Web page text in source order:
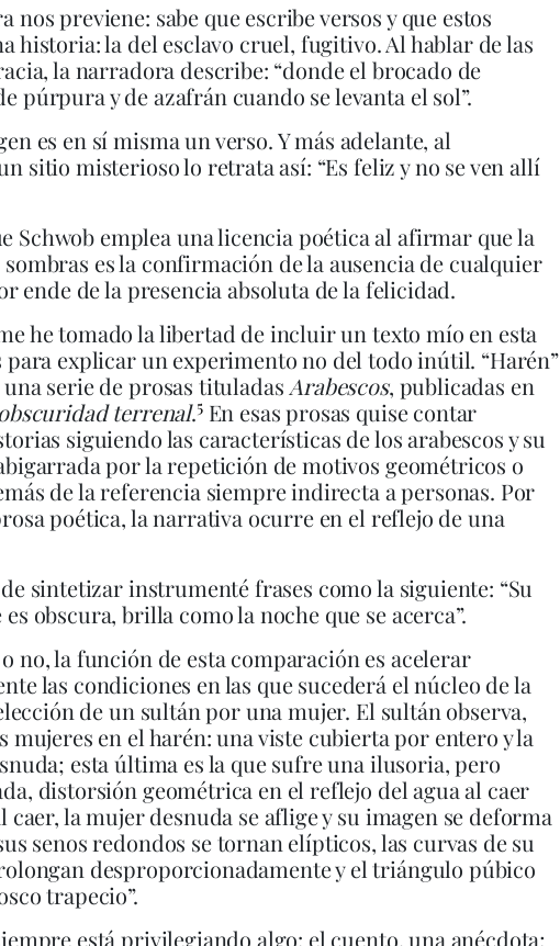
nos previene: sabe que escribe versos y que estos
historia: la del esclavo cruel, fugitivo. Al hablar de las
la narradora describe: “donde el brocado de
púrpura y de azafrán cuando se levanta el sol”.
es en sí misma un verso. Y más adelante, al
sitio misterioso lo retrata así: “Es feliz y no se ven allí
Schwob emplea una licencia poética al afirmar que la
sombras es la confirmación de la ausencia de cualquier
ende de la presencia absoluta de la felicidad.
he tomado la libertad de incluir un texto mío en esta
para explicar un experimento no del todo inútil. “Harén”
serie de prosas tituladas Arabescos, publicadas en
terrenal.5En esas prosas quise contar
siguiendo las características de los arabescos y su
por la repetición de motivos geométricos o
de la referencia siempre indirecta a personas. Por
poética, la narrativa ocurre en el reflejo de una
sintetizar instrumenté frases como la siguiente: “Su
obscura, brilla como la noche que se acerca”.
no, la función de esta comparación es acelerar
las condiciones en las que sucederá el núcleo de la
de un sultán por una mujer. El sultán observa,
mujeres en el harén: una viste cubierta por entero y la
esta última es la que sufre una ilusoria, pero
distorsión geométrica en el reflejo del agua al caer
caer, la mujer desnuda se aflige y su imagen se deforma
senos redondos se tornan elípticos, las curvas de su
desproporcionadamente y el triángulo púbico
trapecio”.
está privilegiando algo: el cuento, una anécdota;